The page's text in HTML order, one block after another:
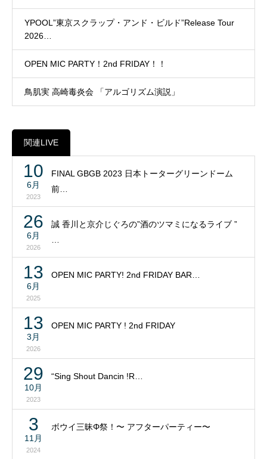
YPOOL”東京スクラップ・アンド・ビルド”Release Tour
2026…
OPEN MIC PARTY！2nd FRIDAY！！
鳥肌実 高崎毒炎会 「アルゴリズム演説」
関連LIVE
10
6月
2023
FINAL GBGB 2023 日本トーターグリーンドーム
前…
26
6月
2026
誠 香川と京介じぐろの”酒のツマミになるライブ ”
13
6月
2025
OPEN MIC PARTY! 2nd FRIDAY BAR…
13
3月
2026
OPEN MIC PARTY ! 2nd FRIDAY
29
10月
2023
“Sing Shout Dancin !R…
3
11月
2024
ボウイ三昧Φ祭！〜 アフターパーティー〜